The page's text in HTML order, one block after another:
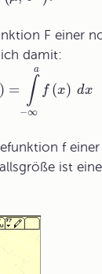
F einer
damit:
= ∫
−∞
a
f (x) dx
f einer
ist eine